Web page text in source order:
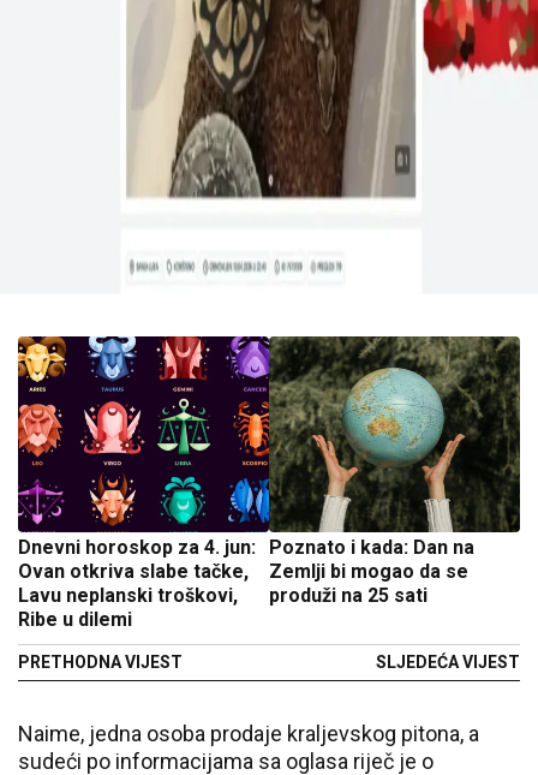
Dnevni horoskop za 4. jun:
Ovan otkriva slabe tačke,
Lavu neplanski troškovi,
Ribe u dilemi
PRETHODNA VIJEST
Poznato i kada: Dan na
Zemlji bi mogao da se
produži na 25 sati
SLJEDEĆA VIJEST
Naime, jedna osoba prodaje kraljevskog pitona, a
sudeći po informacijama sa oglasa riječ je o